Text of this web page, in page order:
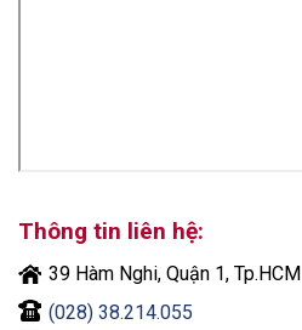
Thông tin liên hệ:
39 Hàm Nghi, Quận 1, Tp.HCM
(028) 38.214.055